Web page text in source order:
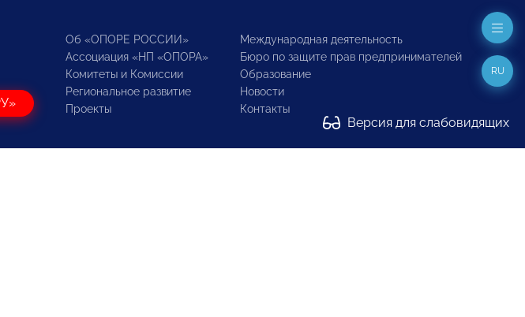
Об «ОПОРЕ РОССИИ»
Ассоциация «НП «ОПОРА»
Комитеты и Комиссии
Региональное развитие
Проекты
Международная деятельность
Бюро по защите прав предпринимателей
Образование
Новости
Контакты
Версия для слабовидящих
RU